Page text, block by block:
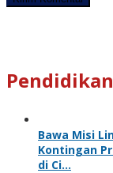
Pendidikan
Bawa Misi
Kontingan
di Ci…